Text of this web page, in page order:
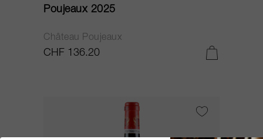
Poujeaux 2025
Château Poujeaux
CHF 136.20